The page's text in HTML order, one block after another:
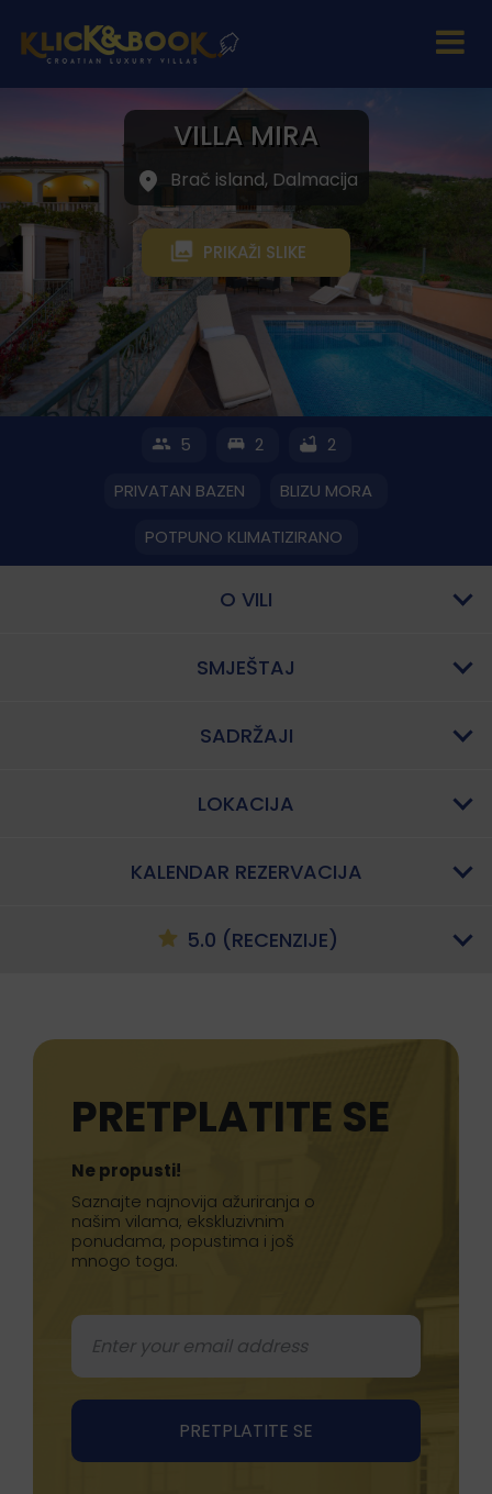
VILLA MIRA
Brač island, Dalmacija
PRIKAŽI SLIKE
5 2
2
PRIVATAN BAZEN
BLIZU MORA
POTPUNO KLIMATIZIRANO
O VILI
SMJEŠTAJ
SADRŽAJI
LOKACIJA
KALENDAR REZERVACIJA
5.0 (RECENZIJE)
PRETPLATITE SE
Ne propusti!
Saznajte najnovija ažuriranja o
našim vilama, ekskluzivnim
ponudama, popustima i još
mnogo toga.